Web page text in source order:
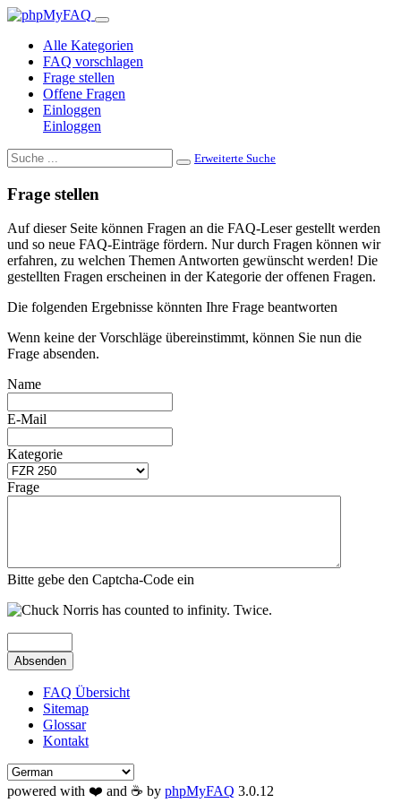
Alle Kategorien
FAQ vorschlagen
Frage stellen
Offene Fragen
Einloggen
Einloggen
Erweiterte Suche
Frage stellen
Auf dieser Seite können Fragen an die FAQ-Leser gestellt werden
und so neue FAQ-Einträge fördern. Nur durch Fragen können wir
erfahren, zu welchen Themen Antworten gewünscht werden! Die
gestellten Fragen erscheinen in der Kategorie der offenen Fragen.
Die folgenden Ergebnisse könnten Ihre Frage beantworten
Wenn keine der Vorschläge übereinstimmt, können Sie nun die
Frage absenden.
Name
E-Mail
Kategorie
Frage
Bitte gebe den Captcha-Code ein
Absenden
FAQ Übersicht
Sitemap
Glossar
Kontakt
powered with ❤️ and ☕️ by phpMyFAQ 3.0.12